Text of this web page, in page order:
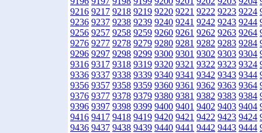
9216 9217 9218 9219 9220 9221 9222 9223 9224
9236 9237 9238 9239 9240 9241 9242 9243 9244
9256 9257 9258 9259 9260 9261 9262 9263 9264
9276 9277 9278 9279 9280 9281 9282 9283 9284
9296 9297 9298 9299 9300 9301 9302 9303 9304
9316 9317 9318 9319 9320 9321 9322 9323 9324
9336 9337 9338 9339 9340 9341 9342 9343 9344
9356 9357 9358 9359 9360 9361 9362 9363 9364
9376 9377 9378 9379 9380 9381 9382 9383 9384
9396 9397 9398 9399 9400 9401 9402 9403 9404
9416 9417 9418 9419 9420 9421 9422 9423 9424
9436 9437 9438 9439 9440 9441 9442 9443 9444